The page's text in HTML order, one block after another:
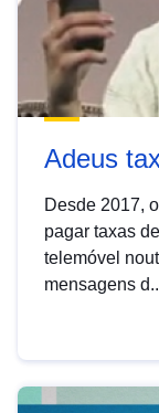
Adeus
Desde 2017,
pagar taxas
telemóvel
mensagens